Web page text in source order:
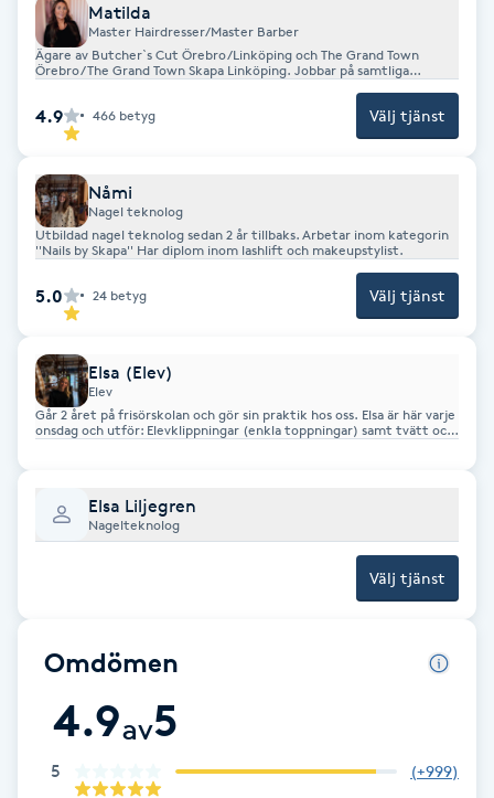
Funktionsanalys
Färgning
Föning
Gel naglar
Gelenaglar
Gellack
Gellack med förstärkning
Gravidyoga
Gua Sha-massage
Matilda
Master Hairdresser/Master Barber
Ägare av Butcher`s Cut Örebro/Linköping och The Grand Town
Örebro/The Grand Town Skapa Linköping. Jobbar på samtliga
4.9 466 betyg Välj tjänst
Nåmi
Nagel teknolog
Utbildad nagel teknolog sedan 2 år tillbaks. Arbetar inom kategorin
''Nails by Skapa'' Har diplom inom lashlift och makeupstylist.
5.0 24 betyg Välj tjänst
Elsa (Elev)
Elev
Går 2 året på frisörskolan och gör sin praktik hos oss. Elsa är här varje
onsdag och utför: Elevklippningar (enkla toppningar) samt tvätt och
Elsa Liljegren
Nagelteknolog
Välj tjänst
Omdömen
4.9av5
5 (+999)